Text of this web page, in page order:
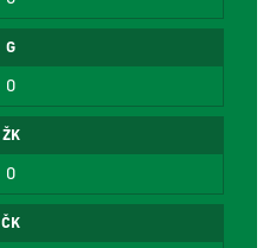
G
0
ŽK
0
ČK